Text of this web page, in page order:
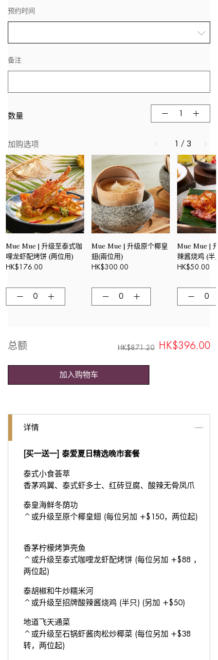
预约时间
备注
数量
加购选项 1 / 3
Mue Mue | 升级至泰式咖
哩龙虾配烤饼 (两位用)
HK$ 176.00
Mue Mue | 升级原个椰皇
翅(兩位用)
HK$300.00
Mue Mue |
辣酱烧鸡 (半
HK$50.00
总额 HK$871.20 HK$396.00
加入购物车
详情
[买一送一] 泰爱夏日精选晚市套餐
泰式小食荟萃
香茅鸡翼、泰式虾多士、红砖豆腐、酸辣无骨凤爪
泰皇海鲜冬荫功
^或升级至原个椰皇翅 (每位另加 +$150，两位起)
香茅柠檬烤笋壳鱼
^或升级至泰式咖哩龙虾配烤饼 (每位另加 +$88 ，
两位起)
泰胡椒和牛炒糯米河
^或升级至招牌酸辣酱烧鸡 (半只) (另加 +$50)
地道飞天通菜
^或升级至石锅虾酱肉松炒椰菜 (每位另加 +$38
转，两位起)